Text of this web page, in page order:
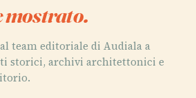
mostrato.
team editoriale di Audiala a
storici, archivi architettonici e